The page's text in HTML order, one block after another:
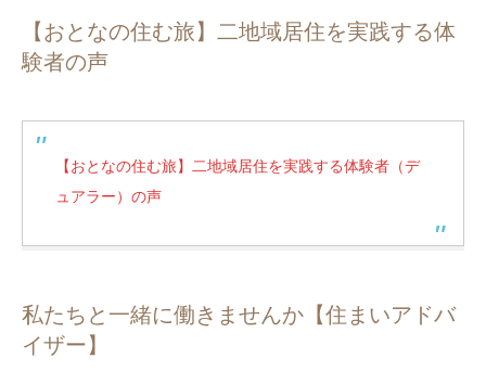
【おとなの住む旅】二地域居住を実践する体
験者の声
【おとなの住む旅】二地域居住を実践する体験者（デ
ュアラー）の声
私たちと一緒に働きませんか【住まいアドバ
イザー】